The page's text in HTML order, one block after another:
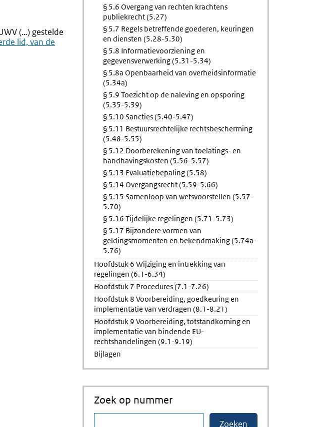
(…) gestelde
lid, van de
§ 5.6 Overgang van rechten krachtens
publiekrecht (5.27)
§ 5.7 Regels betreffende goederen, keuringen
en diensten (5.28-5.30)
§ 5.8 Informatievoorziening en
gegevensverwerking (5.31-5.34)
§ 5.8a Openbaarheid van overheidsinformatie
(5.34a)
§ 5.9 Toezicht op de naleving en opsporing
(5.35-5.39)
§ 5.10 Sancties (5.40-5.47)
§ 5.11 Bestuursrechtelijke rechtsbescherming
(5.48-5.55)
§ 5.12 Doorberekening van toelatings- en
handhavingskosten (5.56-5.57)
§ 5.13 Evaluatiebepaling (5.58)
§ 5.14 Overgangsrecht (5.59-5.66)
§ 5.15 Samenloop van wetsvoorstellen (5.57-
5.70)
§ 5.16 Tijdelijke regelingen (5.71-5.73)
§ 5.17 Bijzondere vormen van
geldingsmomenten en bekendmaking (5.74a-
5.76)
Hoofdstuk 6 Wijziging en intrekking van
regelingen (6.1-6.34)
Hoofdstuk 7 Procedures (7.1-7.26)
Hoofdstuk 8 Voorbereiding, goedkeuring en
implementatie van verdragen (8.1-8.21)
Hoofdstuk 9 Voorbereiding, totstandkoming en
implementatie van bindende EU-
rechtshandelingen (9.1-9.19)
Bijlagen
Zoek op nummer